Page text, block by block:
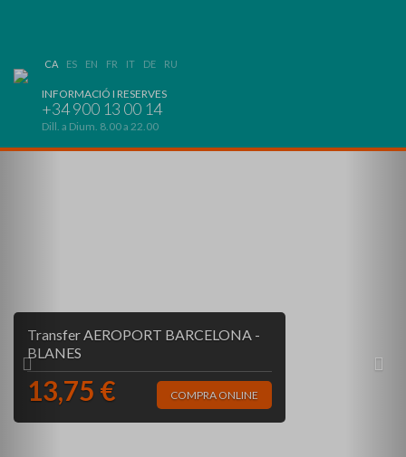
CA ES EN FR IT DE RU
INFORMACIÓ I RESERVES
+34 900 13 00 14
Dill. a Dium. 8.00 a 22.00
Transfer AEROPORT BARCELONA -
BLANES
13,75 € COMPRA ONLINE